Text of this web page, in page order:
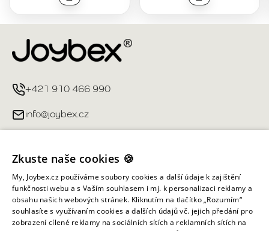
+421 910 466 990
info@joybex.cz
Můj účet
Informace obchodu
Zkuste naše cookies 🍪
My, Joybex.cz používáme soubory cookies a další údaje k zajištění
funkčnosti webu a s Vaším souhlasem i mj. k personalizaci reklamy a
obsahu našich webových stránek. Kliknutím na tlačítko „Rozumím“
souhlasíte s využívaním cookies a dalších údajů vč. jejich předání pro
zobrazení cílené reklamy na sociálních sítích a reklamních sítích na